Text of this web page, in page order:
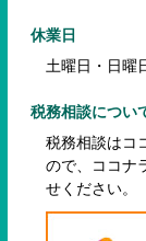
休業日
土曜日・日曜
税務相談につい
税務相談はコ
ので、
ココナ
せください。